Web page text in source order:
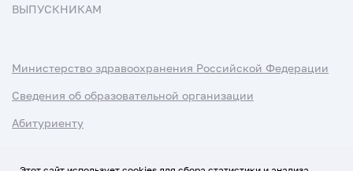
ВЫПУСКНИКАМ
Министерство здравоохранения Российской Федерации
Сведения об образовательной организации
Абитуриенту